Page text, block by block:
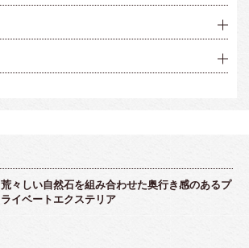
荒々しい自然石を組み合わせた奥行き感のあるプ
ライベートエクステリア